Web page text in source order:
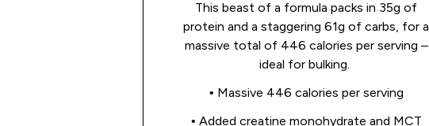
This beast of a formula packs in 35g of
protein and a staggering 61g of carbs, for a
massive total of 446 calories per serving –
ideal for bulking.
• Massive 446 calories per serving
• Added creatine monohydrate and MCT